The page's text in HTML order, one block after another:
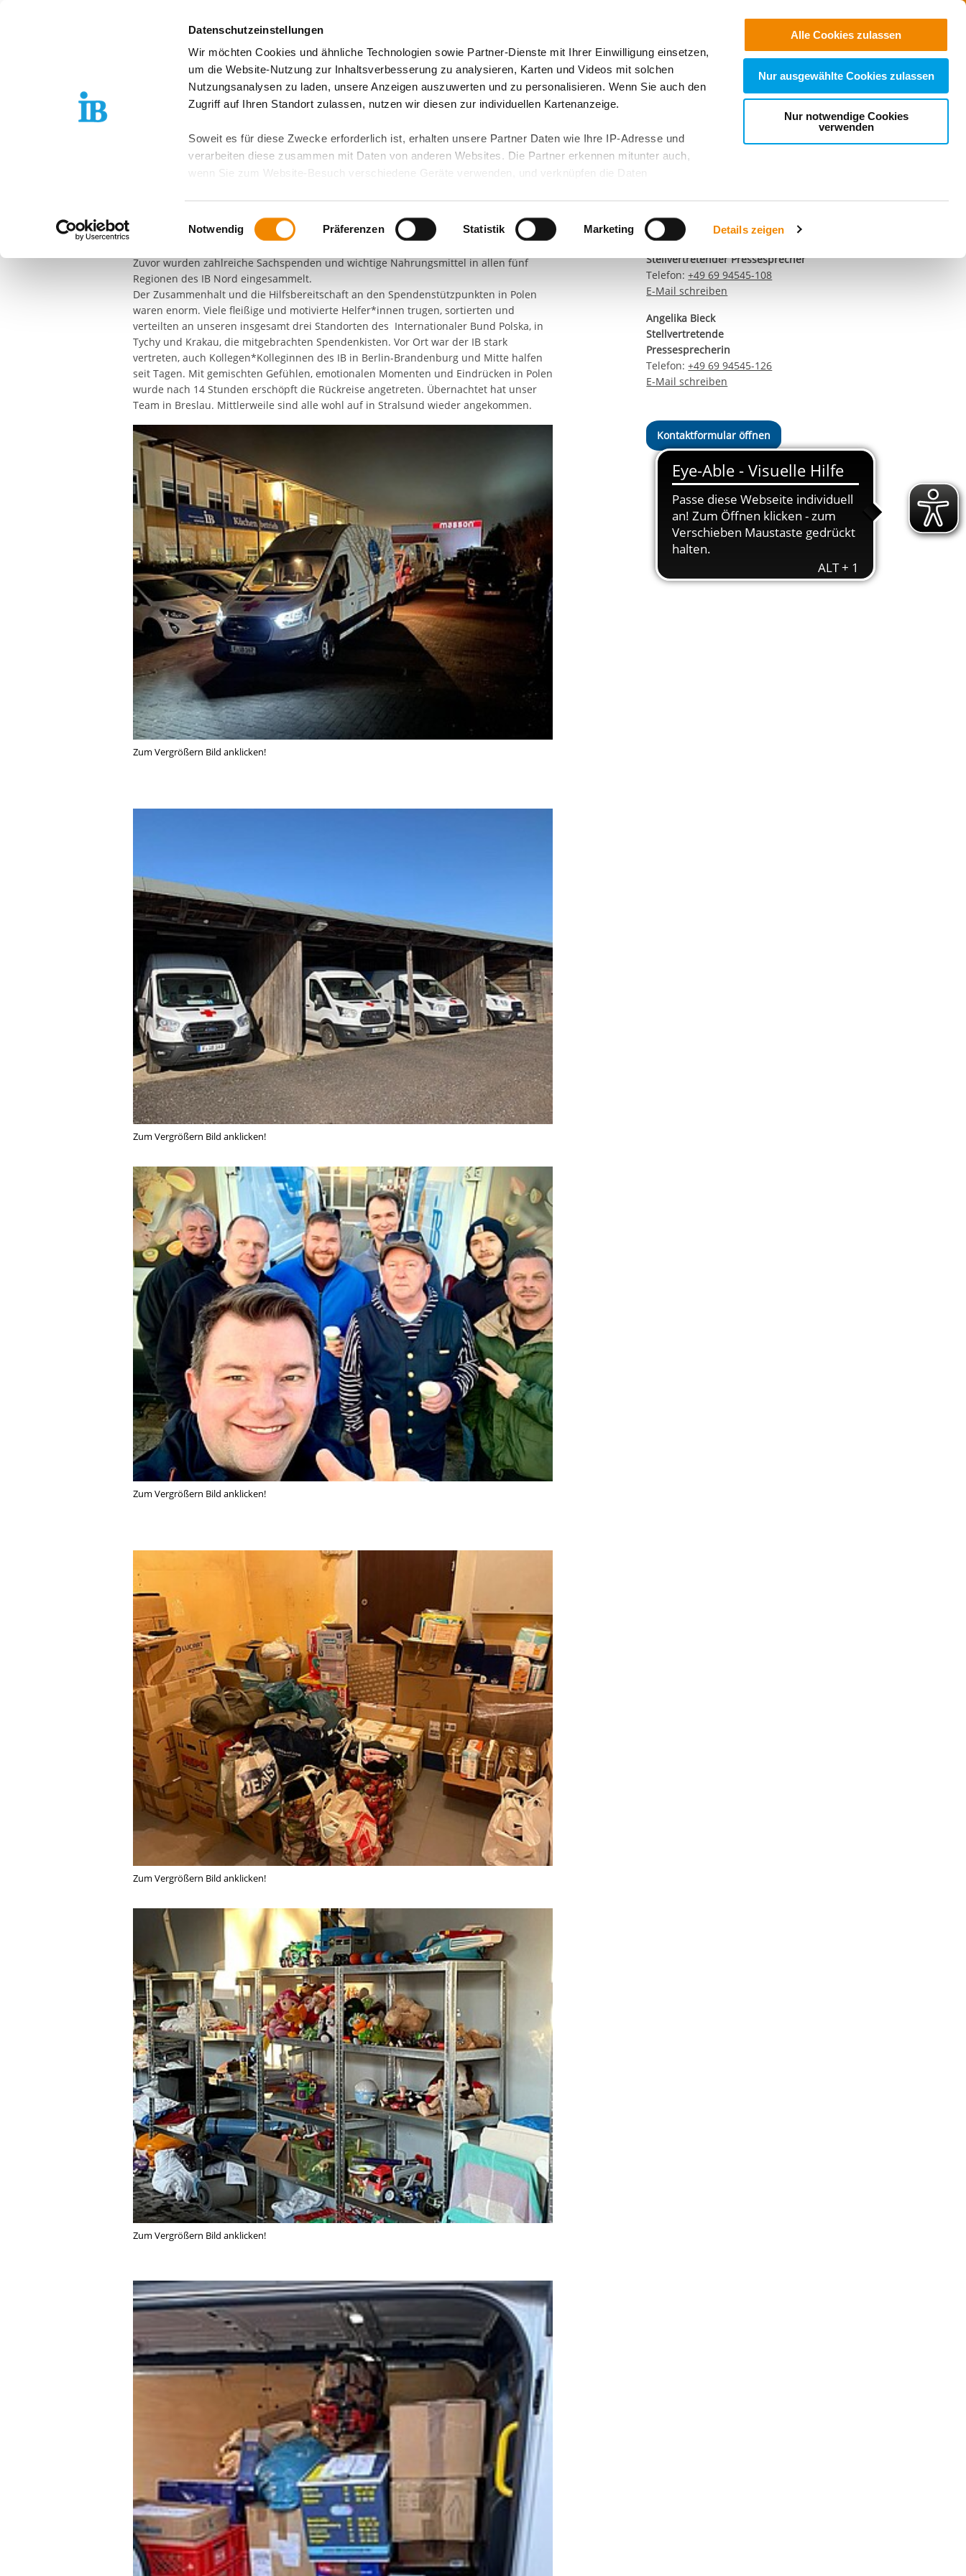
Datenschutzeinstellungen
Wir möchten Cookies und ähnliche Technologien sowie Partner-Dienste mit Ihrer Einwilligung einsetzen,
um die Website-Nutzung zur Inhaltsverbesserung zu analysieren, Karten und Videos mit solchen
Nutzungsanalysen zu laden, unsere Anzeigen auszuwerten und zu personalisieren. Wenn Sie auch den
Zugriff auf Ihren Standort zulassen, nutzen wir diesen zur individuellen Kartenanzeige.
Soweit es für diese Zwecke erforderlich ist, erhalten unsere Partner Daten wie Ihre IP-Adresse und
verarbeiten diese zusammen mit Daten von anderen Websites. Die Partner erkennen mitunter auch,
wenn Sie zum Website-Besuch verschiedene Geräte verwenden, und verknüpfen die Daten
zusätzlichen Risiken für Ihre Daten führen kann.
Weitere Details finden Sie in unserenDatenschutzhinweisenund in unsererCookie-Übersicht. Wenn
Sie möchten, dass alle Website-Funktionen für diese Zwecke aktiviert sind, müssen Sie alle Cookie-
Kategorien auswählen. Sie können mittels nachfolgender Buttons über Ihre Einwilligung für diese
Zwecke entscheiden und Ihre erteilte Einwilligung stets für die Zukunft widerrufen. Bitte beachten Sie:
Ihre etwaige Einwilligung erstreckt sich nicht auf notwendige Cookies, die erforderlich zur Bereitstellung
der von Ihnen aufgerufenen und somit gewünschten Website-Funktionen sind. Diese Cookies setzen wir
aufgrund berechtigter Interessen und daher unabhängig von einer Einwilligung.
Einwilligungsauswahl
Notwendig Präferenzen Statistik Marketing Details zeigen
Alle Cookies zulassen
Nur ausgewählte Cookies zulassen
Nur notwendige Cookies
verwenden
Suchen
Über uns
Standorte & Angebote Presse & Themen Jobs & Karriere Spenden
Jobs
Aktion IB Nord
Transportern auf den Weg von Stralsund nach Polen. Geplant und organisiert wurde
die ganze Aktion vom IB Küchenbetrieb in Stralsund. Acht Mitarbeitende des IB
Vorpommern, vom Regionalleiter, über Sachgebietsleiter*innen, bis hin zum
Zuvor wurden zahlreiche Sachspenden und wichtige Nahrungsmittel in allen fünf
Regionen des IB Nord eingesammelt.
Der Zusammenhalt und die Hilfsbereitschaft an den Spendenstützpunkten in Polen
waren enorm. Viele fleißige und motivierte Helfer*innen trugen, sortierten und
verteilten an unseren insgesamt drei Standorten des Internationaler Bund Polska, in
Tychy und Krakau, die mitgebrachten Spendenkisten. Vor Ort war der IB stark
vertreten, auch Kollegen*Kolleginnen des IB in Berlin-Brandenburg und Mitte halfen
seit Tagen. Mit gemischten Gefühlen, emotionalen Momenten und Eindrücken in Polen
wurde nach 14 Stunden erschöpft die Rückreise angetreten. Übernachtet hat unser
Team in Breslau. Mittlerweile sind alle wohl auf in Stralsund wieder angekommen.
Zum Vergrößern Bild anklicken!
Zum Vergrößern Bild anklicken!
Zum Vergrößern Bild anklicken!
Zum Vergrößern Bild anklicken!
Zum Vergrößern Bild anklicken!
Presseteams
Telefon:+49 69 94545-107
E-Mail schreiben
Matthias Schwerdtfeger
Stellvertretender Pressesprecher
Telefon:+49 69 94545-108
E-Mail schreiben
Angelika Bieck
Stellvertretende
Pressesprecherin
Telefon:+49 69 94545-126
E-Mail schreiben
Kontaktformular öffnen